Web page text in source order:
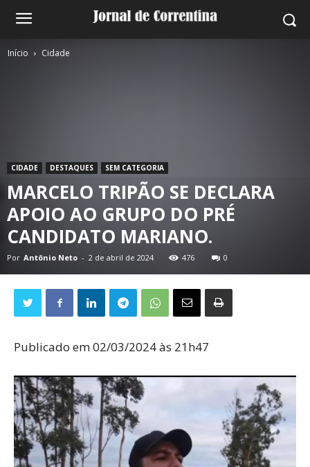
Início Cidade
CIDADE DESTAQUES SEM CATEGORIA
MARCELO TRIPÃO SE DECLARA
APOIO AO GRUPO DO PRÉ
CANDIDATO MARIANO.
Por Antônio Neto - 2 de abril de 2024 476 0
Publicado em 02/03/2024 às 21h47